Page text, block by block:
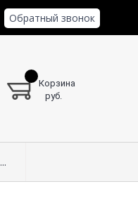
Обратный звонок
Корзина
руб.
...